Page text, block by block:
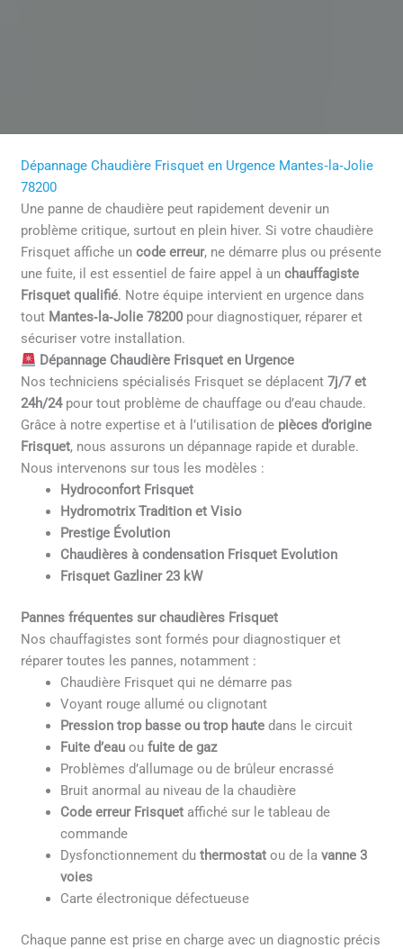
Dépannage Chaudière Frisquet en Urgence Mantes‑la‑Jolie
78200
Une panne de chaudière peut rapidement devenir un
problème critique, surtout en plein hiver. Si votre chaudière
Frisquet affiche uncode erreur, ne démarre plus ou présente
une fuite, il est essentiel de faire appel à unchauffagiste
Frisquet qualifié. Notre équipe intervient en urgence dans
tout Mantes‑la‑Jolie 78200 pour diagnostiquer, réparer et
sécuriser votre installation.
Dépannage Chaudière Frisquet en Urgence
Nos techniciens spécialisés Frisquet se déplacent7j/7 et
24h/24pour tout problème de chauffage ou d’eau chaude.
Grâce à notre expertise et à l’utilisation de pièces d’origine
Frisquet, nous assurons un dépannage rapide et durable.
Nous intervenons sur tous les modèles :
Hydroconfort Frisquet
Hydromotrix Tradition et Visio
Prestige Évolution
Chaudières à condensation Frisquet Evolution
Frisquet Gazliner 23 kW
Pannes fréquentes sur chaudières Frisquet
Nos chauffagistes sont formés pour diagnostiquer et
réparer toutes les pannes, notamment :
Chaudière Frisquet qui ne démarre pas
Voyant rouge allumé ou clignotant
Pression trop basse ou trop haute dans le circuit
Fuite d’eau oufuite de gaz
Problèmes d’allumage ou de brûleur encrassé
Bruit anormal au niveau de la chaudière
Code erreur Frisquet affiché sur le tableau de
commande
Dysfonctionnement duthermostat ou de lavanne 3
voies
Carte électronique défectueuse
Chaque panne est prise en charge avec un diagnostic précis